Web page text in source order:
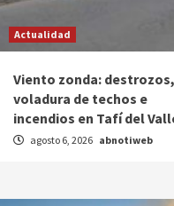
Actualidad
Viento zonda: destrozos,
voladura de techos e
incendios en Tafí del
agosto 6, 2026 abnotiweb